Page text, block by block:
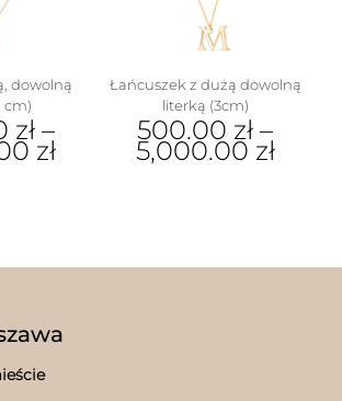
na
stronie
produktu
dowolną
cm)
zł–
zł
Łańcuszek z dużą dowolną
literką (3cm)
500.00 zł –
5,000.00 zł